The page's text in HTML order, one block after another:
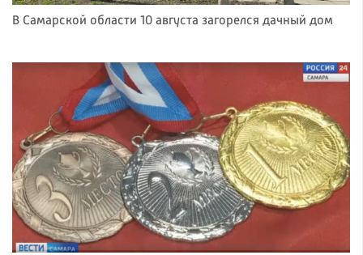
В Самарской области 10 августа загорелся дачный дом